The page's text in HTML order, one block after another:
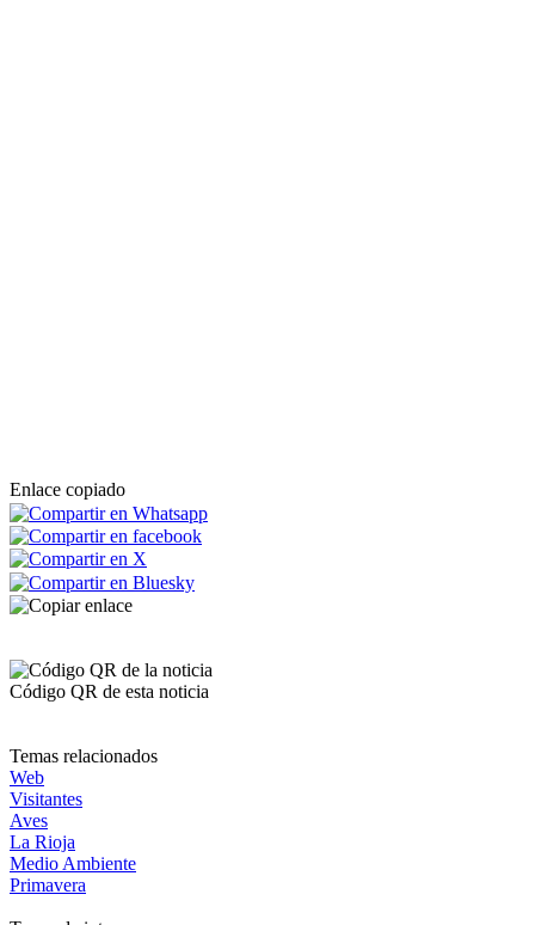
Enlace copiado
Código QR de esta noticia
Temas relacionados
Web
Visitantes
Aves
La Rioja
Medio Ambiente
Primavera